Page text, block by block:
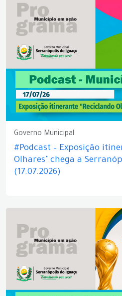
Governo Municipal
#Podcast – Exposição
Olhares" chega a
(17.07.2026)